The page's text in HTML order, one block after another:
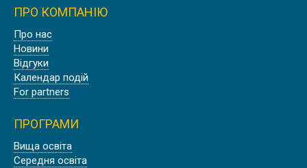
ПРО КОМПАНІЮ
Про нас
Новини
Відгуки
Календар подій
For partners
ПРОГРАМИ
Вища освіта
Середня освіта